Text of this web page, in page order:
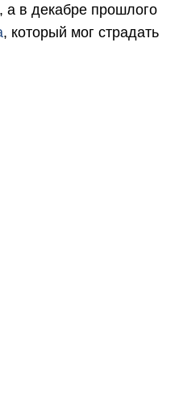
а в декабре прошлого
, который мог страдать